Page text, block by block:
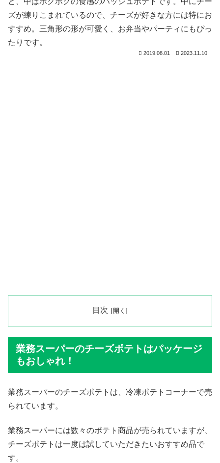
ズが練りこまれているので、チーズが好きな方には特にお
すすめ。三角形の形が可愛く、お弁当やパーティにもぴっ
たりです。
2019.08.01 2023.11.10
目次
業務スーパーのチーズポテトはパッケージ
もおしゃれ！
業務スーパーのチーズポテトは、冷凍ポテトコーナーで売
られています。
業務スーパーには数々のポテト商品が売られていますが、
チーズポテトは一度は試していただきたいおすすめ品で
す。